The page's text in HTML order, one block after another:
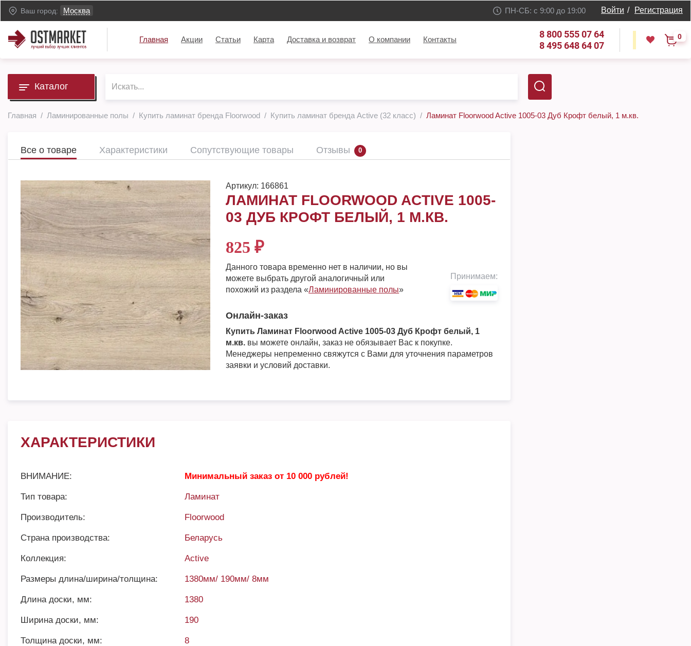
Ваш город: Москва ПН-СБ: с 9:00 до 19:00 Войти / Регистрация
Главная Акции Статьи Карта Доставка и возврат О компании Контакты
8 800 555 07 64
8 495 648 64 07
0
Каталог
Главная Ламинированные полы Купить ламинат бренда Floorwood Купить ламинат бренда Active (32 класс) Ламинат Floorwood Active 1005-03 Дуб Крофт белый, 1 м.кв.
Все о товаре Характеристики Сопутствующие товары Отзывы 0
Артикул: 166861
ЛАМИНАТ FLOORWOOD ACTIVE 1005-
03 ДУБ КРОФТ БЕЛЫЙ, 1 М.КВ.
825 ₽
Данного товара временно нет в наличии, но вы
можете выбрать другой аналогичный или
похожий из раздела «Ламинированные полы»
Принимаем:
Онлайн-заказ
Купить Ламинат Floorwood Active 1005-03 Дуб Крофт белый, 1
м.кв. вы можете онлайн, заказ не обязывает Вас к покупке.
Менеджеры непременно свяжутся с Вами для уточнения параметров
заявки и условий доставки.
ХАРАКТЕРИСТИКИ
ВНИМАНИЕ: Минимальный заказ от 10 000 рублей!
Тип товара: Ламинат
Производитель: Floorwood
Страна производства: Беларусь
Коллекция: Active
Размеры длина/ширина/толщина: 1380мм/ 190мм/ 8мм
Длина доски, мм: 1380
Ширина доски, мм: 190
Толщина доски, мм: 8